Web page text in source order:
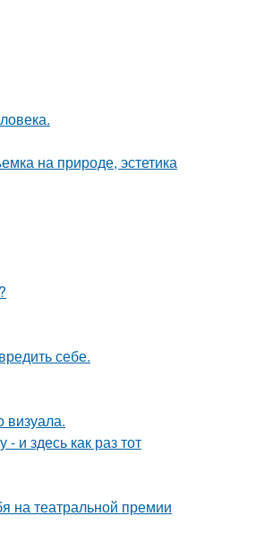
на природе, эстетика
себе.
визуала.
и здесь как раз тот
на театральной премии